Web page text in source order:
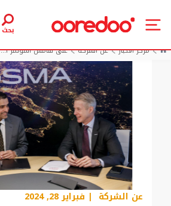
بحث
مركز الأخبار
عن الشركة على هامش المؤتمر ا...
عن الشركة | فبراير 28, 2024